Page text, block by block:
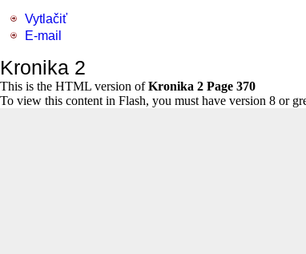
Vytlačiť
E-mail
Kronika 2
This is the HTML version ofKronika 2 Page 370
To view this content in Flash, you must have version 8 or